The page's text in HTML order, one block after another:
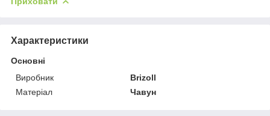
Характеристики
Основні
Виробник
Brizoll
Матеріал
Чавун